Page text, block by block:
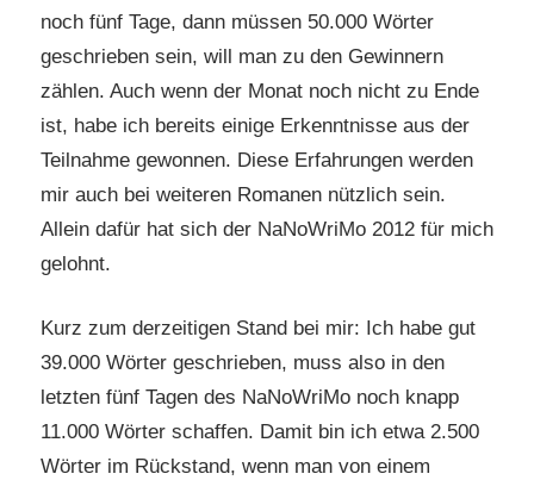
noch fünf Tage, dann müssen 50.000 Wörter
geschrieben sein, will man zu den Gewinnern
zählen. Auch wenn der Monat noch nicht zu Ende
ist, habe ich bereits einige Erkenntnisse aus der
Teilnahme gewonnen. Diese Erfahrungen werden
mir auch bei weiteren Romanen nützlich sein.
Allein dafür hat sich der NaNoWriMo 2012 für mich
gelohnt.
Kurz zum derzeitigen Stand bei mir: Ich habe gut
39.000 Wörter geschrieben, muss also in den
letzten fünf Tagen des NaNoWriMo noch knapp
11.000 Wörter schaffen. Damit bin ich etwa 2.500
Wörter im Rückstand, wenn man von einem